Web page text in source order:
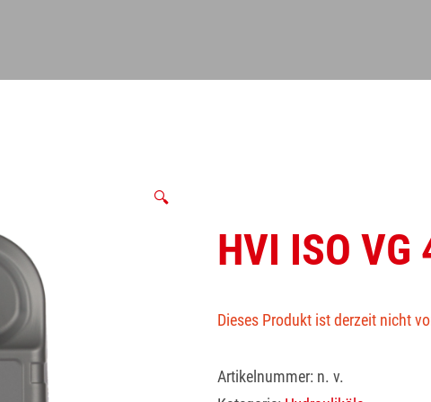
🔍
HVI ISO
Dieses Produkt ist derzeit nicht
Artikelnummer: n. v.